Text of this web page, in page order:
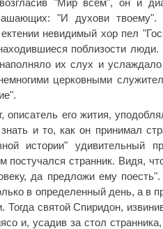
"Мир всем", он и
"И духови
невидимый хор пел
поблизости
их слух и
церковными
его жития,
и то, как он принимал
истории" удивительный
постучался странник. Видя,
да предложи ему
в определенный день, а в
Тогда святой Спиридон,
и, усадив за стол